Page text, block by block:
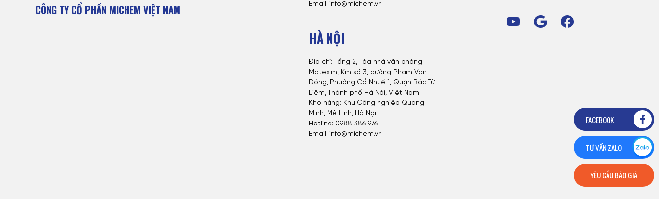
CÔNG TY CỔ PHẦN MICHEM VIỆT NAM
Email: info@michem.vn
HÀ NỘI
Địa chỉ: Tầng 2, Tòa nhà văn phòng
Matexim, Km số 3, đường Phạm Văn
Đồng, Phường Cổ Nhuế 1, Quận Bắc Từ
Liêm, Thành phố Hà Nội, Việt Nam
Kho hàng: Khu Công nghiệp Quang
Minh, Mê Linh, Hà Nội.
Hotline: 0988 386 976
Email: info@michem.vn
FACEBOOK
TƯ VẤN ZALO
YÊU CẦU BÁO GIÁ